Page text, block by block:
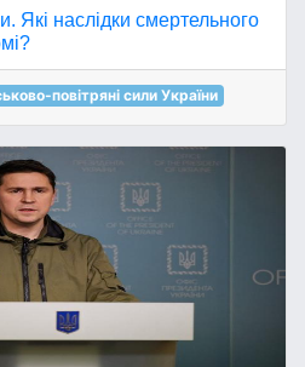
Які наслідки смертельного
повітряні сили України